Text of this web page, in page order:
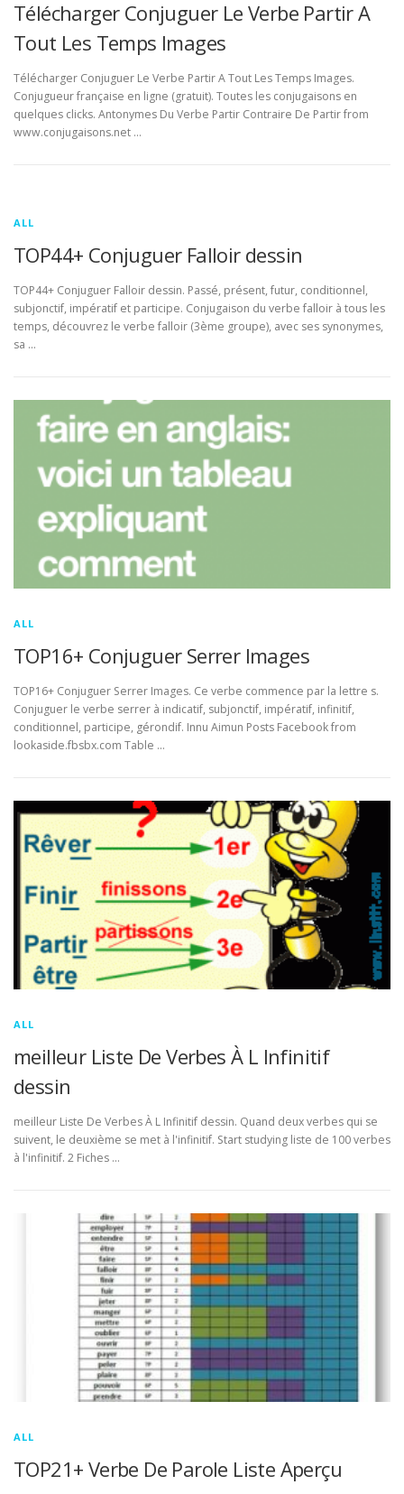
Télécharger Conjuguer Le Verbe Partir A
Tout Les Temps Images
Télécharger Conjuguer Le Verbe Partir A Tout Les Temps Images.
Conjugueur française en ligne (gratuit). Toutes les conjugaisons en
quelques clicks. Antonymes Du Verbe Partir Contraire De Partir from
www.conjugaisons.net …
ALL
TOP44+ Conjuguer Falloir dessin
TOP44+ Conjuguer Falloir dessin. Passé, présent, futur, conditionnel,
subjonctif, impératif et participe. Conjugaison du verbe falloir à tous les
temps, découvrez le verbe falloir (3ème groupe), avec ses synonymes,
sa …
ALL
TOP16+ Conjuguer Serrer Images
TOP16+ Conjuguer Serrer Images. Ce verbe commence par la lettre s.
Conjuguer le verbe serrer à indicatif, subjonctif, impératif, infinitif,
conditionnel, participe, gérondif. Innu Aimun Posts Facebook from
lookaside.fbsbx.com Table …
ALL
meilleur Liste De Verbes À L Infinitif
dessin
meilleur Liste De Verbes À L Infinitif dessin. Quand deux verbes qui se
suivent, le deuxième se met à l'infinitif. Start studying liste de 100 verbes
à l'infinitif. 2 Fiches …
ALL
TOP21+ Verbe De Parole Liste Aperçu